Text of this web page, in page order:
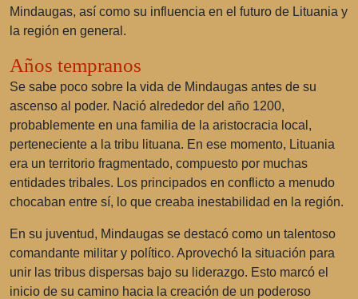
Mindaugas, así como su influencia en el futuro de Lituania y
la región en general.
Años tempranos
Se sabe poco sobre la vida de Mindaugas antes de su
ascenso al poder. Nació alrededor del año 1200,
probablemente en una familia de la aristocracia local,
perteneciente a la tribu lituana. En ese momento, Lituania
era un territorio fragmentado, compuesto por muchas
entidades tribales. Los principados en conflicto a menudo
chocaban entre sí, lo que creaba inestabilidad en la región.
En su juventud, Mindaugas se destacó como un talentoso
comandante militar y político. Aprovechó la situación para
unir las tribus dispersas bajo su liderazgo. Esto marcó el
inicio de su camino hacia la creación de un poderoso